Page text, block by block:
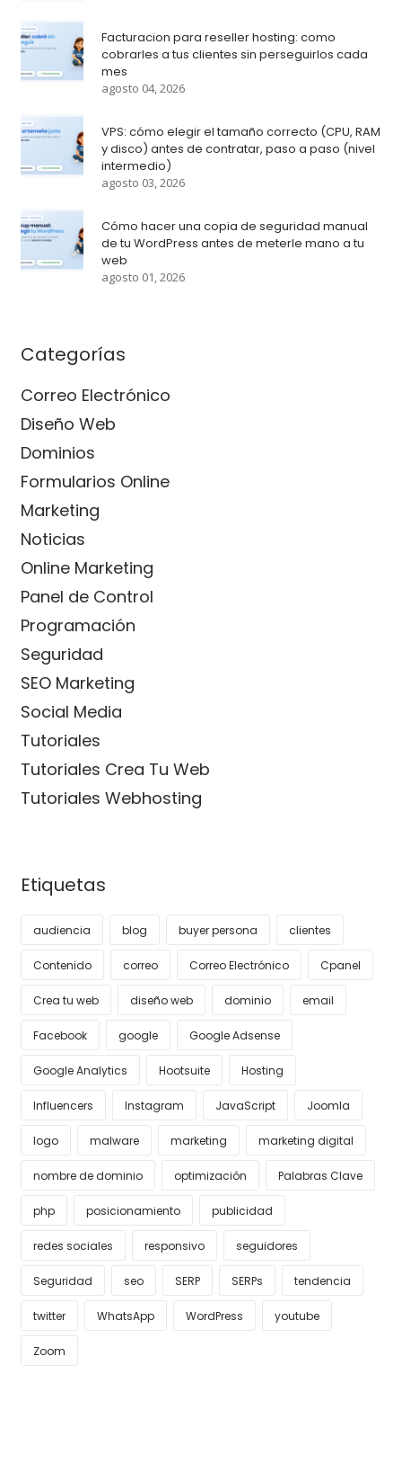
Facturacion para reseller hosting: como
cobrarles a tus clientes sin perseguirlos cada
mes
agosto 04, 2026
VPS: cómo elegir el tamaño correcto (CPU, RAM
y disco) antes de contratar, paso a paso (nivel
intermedio)
agosto 03, 2026
Cómo hacer una copia de seguridad manual
de tu WordPress antes de meterle mano a tu
web
agosto 01, 2026
Categorías
Correo Electrónico
Diseño Web
Dominios
Formularios Online
Marketing
Noticias
Online Marketing
Panel de Control
Programación
Seguridad
SEO Marketing
Social Media
Tutoriales
Tutoriales Crea Tu Web
Tutoriales Webhosting
Etiquetas
audiencia blog buyer persona clientes
Contenido correo Correo Electrónico Cpanel
Crea tu web diseño web dominio email
Facebook google Google Adsense
Google Analytics Hootsuite Hosting
Influencers Instagram JavaScript Joomla
logo malware marketing marketing digital
nombre de dominio optimización Palabras Clave
php posicionamiento publicidad
redes sociales responsivo seguidores
Seguridad seo SERP SERPs tendencia
twitter WhatsApp WordPress youtube
Zoom